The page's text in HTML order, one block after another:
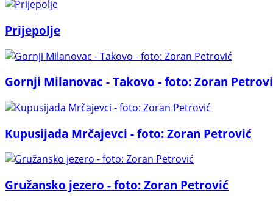
Prijepolje
Gornji Milanovac - Takovo - foto: Zoran
Kupusijada Mrčajevci - foto: Zoran Petrović
Gružansko jezero - foto: Zoran Petrović